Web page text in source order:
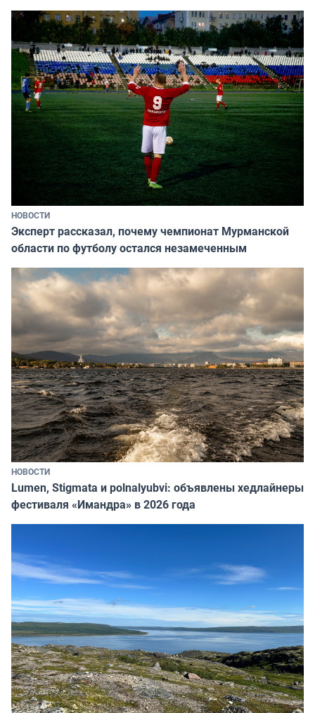
НОВОСТИ
Эксперт рассказал, почему чемпионат Мурманской
области по футболу остался незамеченным
НОВОСТИ
Lumen, Stigmata и polnalyubvi: объявлены хедлайнеры
фестиваля «Имандра» в 2026 года